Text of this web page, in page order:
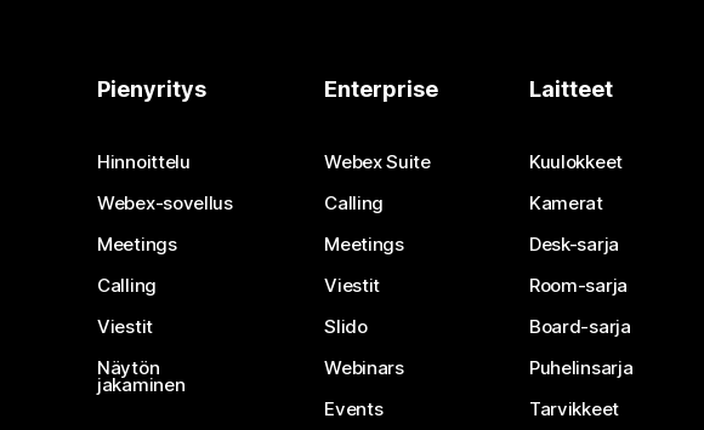
Pienyritys
Hinnoittelu
Webex-sovellus
Meetings
Calling
Viestit
Näytön
jakaminen
Enterprise
Webex Suite
Calling
Meetings
Viestit
Slido
Webinars
Events
Laitteet
Kuulokkeet
Kamerat
Desk-sarja
Room-sarja
Board-sarja
Puhelinsarja
Tarvikkeet